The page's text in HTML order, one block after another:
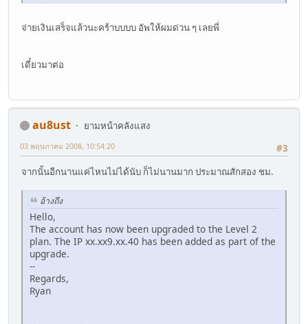
จ่ายเงินเสร็จแล้วนะคร้าบบบบ อัพให้ผมด่วน ๆ เลยพี่
เดี๋ยวมาต่อ
au8ust
ยามหน้าคลังแสง
#3
03 พฤษภาคม 2008, 10:54:20
จากนั้นอีกนานแค่ไหนไม่ได้นับ ก็ไม่นานมาก ประมาณสักสอง ชม.
อ้างถึง
Hello,
The account has now been upgraded to the Level 2
plan. The IP xx.xx9.xx.40 has been added as part of the
upgrade.
--
Regards,
Ryan